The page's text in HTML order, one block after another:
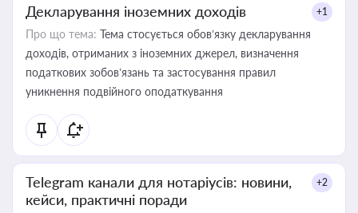
Декларування іноземних доходів +1
Про що тема: Тема стосується обов’язку декларування
доходів, отриманих з іноземних джерел, визначення
податкових зобов’язань та застосування правил
уникнення подвійного оподаткування
Telegram канали для нотаріусів: новини,
кейси, практичні поради
+2